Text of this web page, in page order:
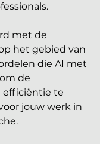
met de
het gebied van
die AI met
de
te
jouw werk in